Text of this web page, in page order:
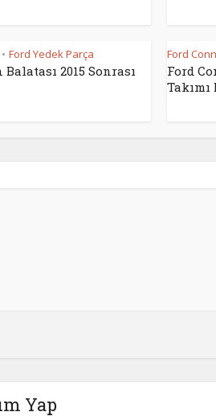
• Ford Yedek Parça
2015 Sonrası
Ford
Ford
Takımı
Yap